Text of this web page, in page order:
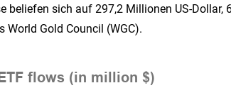
beliefen sich auf 297,2 Millionen US-Dollar,
World Gold Council (WGC).